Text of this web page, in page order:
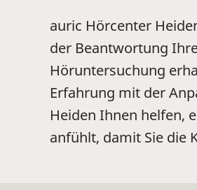
auric Hörcenter
der Beantwortung
Höruntersuchung
Erfahrung mit der
Heiden Ihnen helfen,
anfühlt, damit Sie die